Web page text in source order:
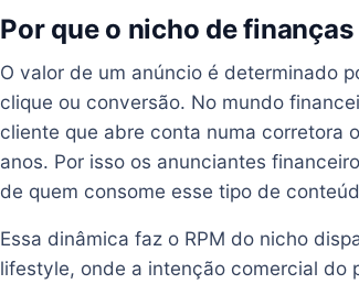
Por que o nicho de
O valor de um anúncio é determinado
clique ou conversão. No mundo
cliente que abre conta numa corretora
anos. Por isso os anunciantes
de quem consome esse tipo de
Essa dinâmica faz o RPM do nicho
lifestyle, onde a intenção comercial do